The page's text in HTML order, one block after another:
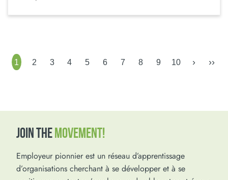
1 2 3 4 5 6 7 8 9 10 › ››
JOIN THEMOVEMENT!
Employeur pionnier est un réseau d’apprentissage
d’organisations cherchant à se développer et à se